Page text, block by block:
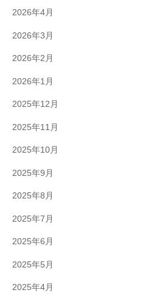
2026年4月
2026年3月
2026年2月
2026年1月
2025年12月
2025年11月
2025年10月
2025年9月
2025年8月
2025年7月
2025年6月
2025年5月
2025年4月